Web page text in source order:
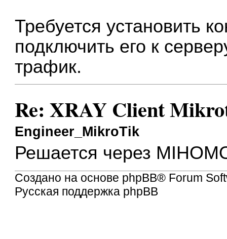
Требуется установить
подключить его к
трафик.
Re: XRAY Client
Engineer_MikroTik
Решается через
Создано на основе phpBB® Forum
Русская поддержка phpBB